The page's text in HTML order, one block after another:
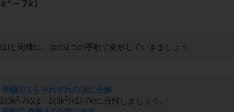
(1)と同様に、次の2つの手順で変形していきましょう。
手順① Σをそれぞれの項に分解
Σ(3k2-7k)は、Σ(3k2)+Σ(-7k)に分解しましょう。